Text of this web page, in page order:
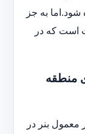
به جز
است که در
منطقه
بنر در